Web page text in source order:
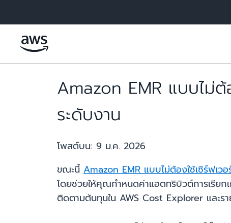
Amazon EMR แบบไม่
ระดับงาน
โพสต์บน: 9 ม.ค. 2026
ขณะนี้ Amazon EMR แบบไม่ต้องใช้เซิร์ฟเวอ
โดยช่วยให้คุณกำหนดค่าแอตทริบิวต์การเรียก
ติดตามต้นทุนใน AWS Cost Explorer และรา